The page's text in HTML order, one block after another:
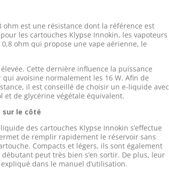
ohm est une résistance dont la référence est
les cartouches Klypse Innokin, les vapoteurs
ohm qui propose une vape aérienne, le
Cette dernière influence la puissance
qui avoisine normalement les 16 W. Afin de
il est conseillé de choisir un e-liquide avec
et de glycérine végétale équivalent.
sur le côté
des cartouches Klypse Innokin s’effectue
de remplir rapidement le réservoir sans
Compacts et légers, ils sont également
peut très bien s’en sortir. De plus, leur
dans le manuel d’utilisation.